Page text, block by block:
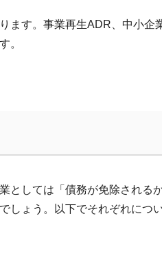
ます。事業再生ADR 、中小企
。
としては「債務が免除される
しょう。以下でそれぞれにつ